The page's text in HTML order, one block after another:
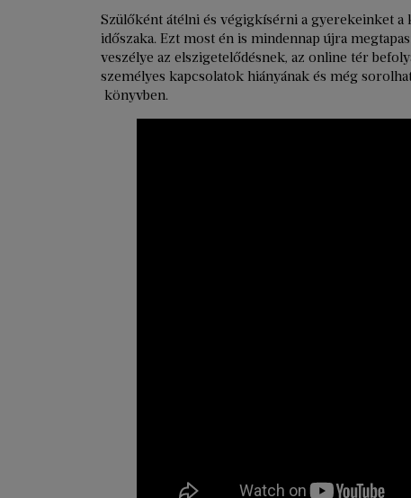
Szülőként átélni és végigkísérni a gyerekeinket a
időszaka. Ezt most én is mindennap újra
veszélye az elszigetelődésnek, az online tér
személyes kapcsolatok hiányának és még
könyvben.